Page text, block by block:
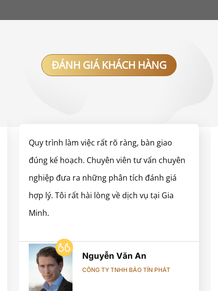
ĐÁNH GIÁ KHÁCH HÀNG
Quy trình làm việc rất rõ ràng, bàn giao
đúng kế hoạch. Chuyên viên tư vấn chuyên
nghiệp đưa ra những phân tích đánh giá
hợp lý. Tôi rất hài lòng về dịch vụ tại Gia
Minh.
Nguyễn Văn An
CÔNG TY TNHH BẢO TÍN PHÁT